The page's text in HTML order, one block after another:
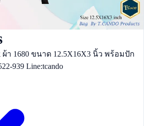
ผ้า 1680 ขนาด 12.5X16X3 นิ้ว พร้อมปัก
939 Line:tcando